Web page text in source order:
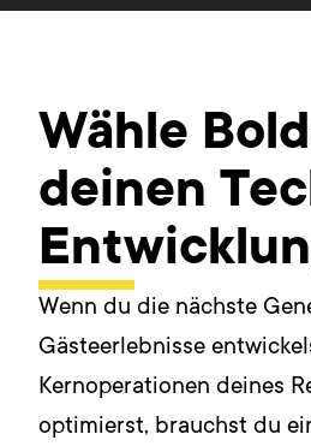
Wähle
deinen
Wenn du die nächste
Gästeerlebnisse
Kernoperationen deines
optimierst, brauchst du